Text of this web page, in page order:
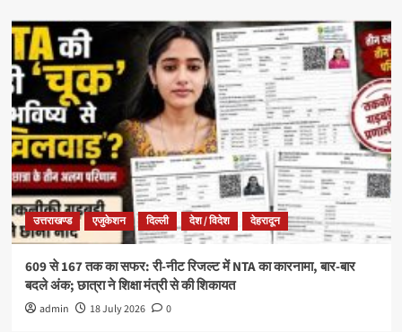
उत्तराखण्ड एजुकेशन दिल्ली देश / विदेश देहरादून
609 से 167 तक का सफर: री-नीट रिजल्ट में NTA का कारनामा, बार-बार
बदले अंक; छात्रा ने शिक्षा मंत्री से की शिकायत
admin 18 July 2026 0